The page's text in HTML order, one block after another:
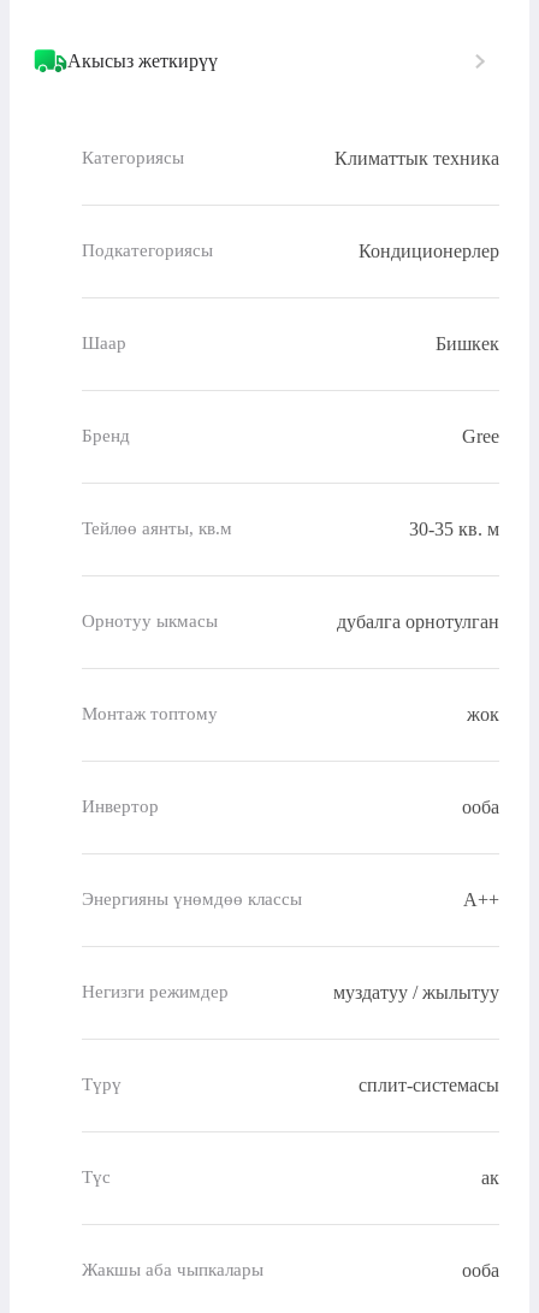
Акысыз жеткирүү
Категориясы Климаттык техника
Подкатегориясы Кондиционерлер
Шаар Бишкек
Бренд Gree
Тейлөө аянты, кв.м 30-35 кв. м
Орнотуу ыкмасы дубалга орнотулган
Монтаж топтому жок
Инвертор ооба
Энергияны үнөмдөө классы A++
Негизги режимдер муздатуу / жылытуу
Түрү сплит-системасы
Түс ак
Жакшы аба чыпкалары ооба